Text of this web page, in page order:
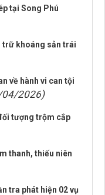
tại Song Phú
trữ khoáng sản trái
về hành vi can tội
2026)
tượng trộm cắp
thanh, thiếu niên
tra phát hiện 02 vụ